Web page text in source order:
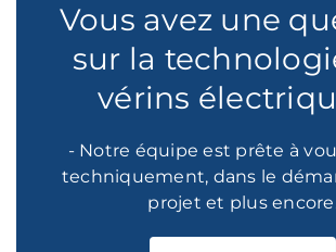
Vous avez une
sur la
vérins
- Notre équipe est prête à
techniquement, dans le
projet et plus